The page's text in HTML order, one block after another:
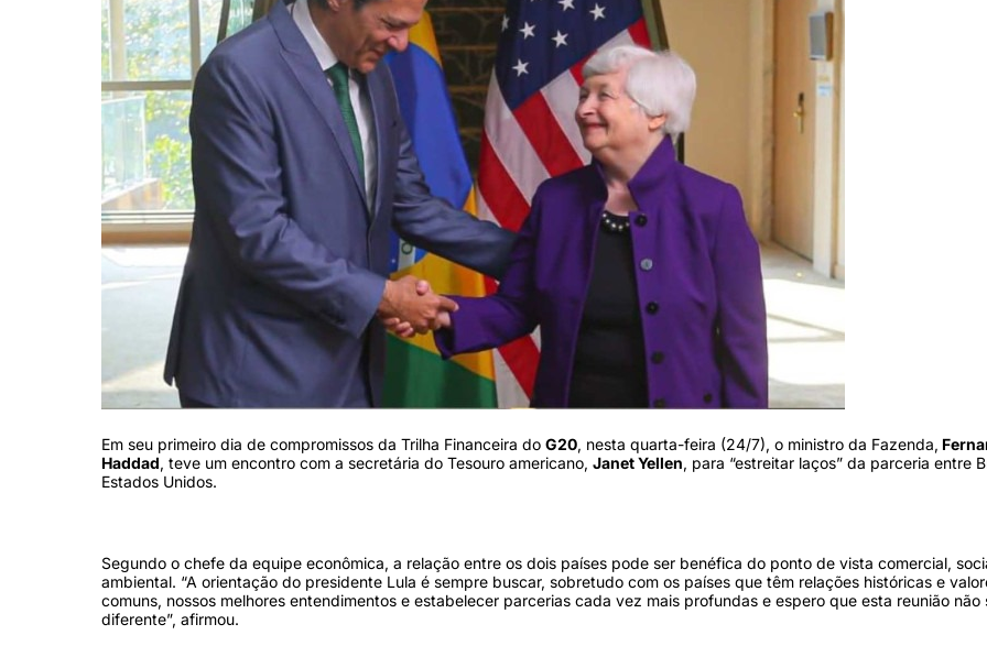
Em seu primeiro dia de compromissos da Trilha Financeira do G20, nesta quarta-feira (24/7), o ministro da Fazenda,
Haddad, teve um encontro com a secretária do Tesouro americano, Janet Yellen, para “estreitar laços” da parceria entre
Estados Unidos.
Segundo o chefe da equipe econômica, a relação entre os dois países pode ser benéfica do ponto de vista comercial,
ambiental. “A orientação do presidente Lula é sempre buscar, sobretudo com os países que têm relações históricas e
comuns, nossos melhores entendimentos e estabelecer parcerias cada vez mais profundas e espero que esta reunião não
diferente”, afirmou.